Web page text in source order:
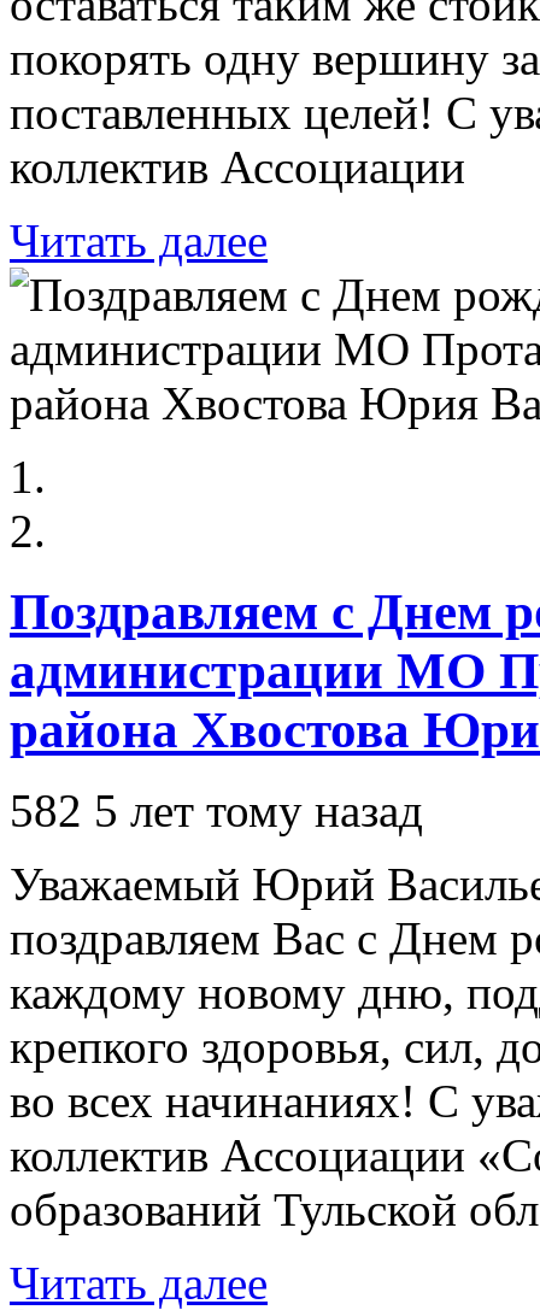
покорять одну вершину
поставленных целей! С
коллектив Ассоциации
Читать далее
Поздравляем с Днем
администрации МО
района Хвостова
582 5 лет тому назад
Уважаемый Юрий
поздравляем Вас с Днем
каждому новому дню,
крепкого здоровья, сил,
во всех начинаниях! С
коллектив Ассоциации
образований Тульской
Читать далее